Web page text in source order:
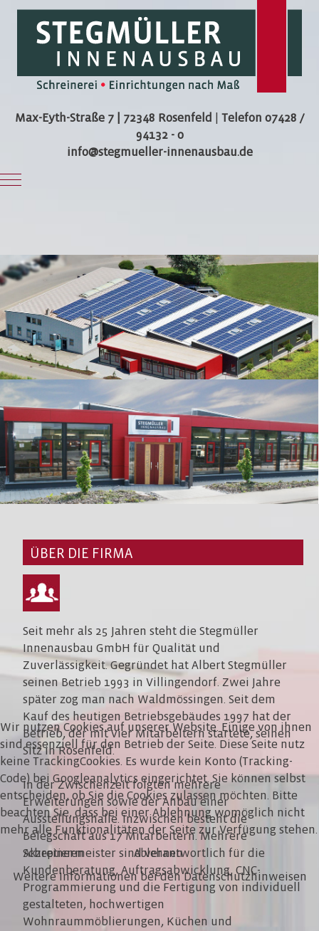
Max-Eyth-Straße 7 | 72348 Rosenfeld
Telefon 07428 /
94132 - 0
info@stegmueller-innenausbau.de
Mobile Menu Toggle
ÜBER DIE FIRMA
Seit mehr als 25 Jahren steht die Stegmüller
Innenausbau GmbH für Qualität und
Zuverlässigkeit. Gegründet hat Albert Stegmüller
seinen Betrieb 1993 in Villingendorf. Zwei Jahre
später zog man nach Waldmössingen. Seit dem
Kauf des heutigen Betriebsgebäudes 1997 hat der
Betrieb, der mit vier Mitarbeitern startete, seinen
Sitz in Rosenfeld.
In der Zwischenzeit folgten mehrere
Erweiterungen sowie der Anbau einer
Ausstellungshalle. Inzwischen besteht die
Belegschaft aus 17 Mitarbeitern. Mehrere
Schreinermeister sind verantwortlich für die
Kundenberatung, Auftragsabwicklung, CNC-
Programmierung und die Fertigung von individuell
gestalteten, hochwertigen
Wohnraummöblierungen, Küchen und
Wir nutzen Cookies auf unserer Website. Einige von ihnen
sind essenziell für den Betrieb der Seite. Diese Seite nutz
keine TrackingCookies. Es wurde kein Konto (Tracking-
Code) bei Googleanalytics eingerichtet. Sie können selbst
entscheiden, ob Sie die Cookies zulassen möchten. Bitte
beachten Sie, dass bei einer Ablehnung womöglich nicht
mehr alle Funktionalitäten der Seite zur Verfügung stehen.
Akzeptieren Ablehnen
Weitere Informationen bei den Datenschutzhinweisen